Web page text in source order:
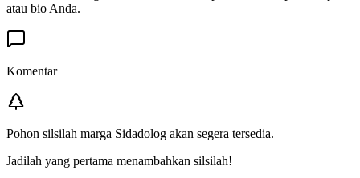
atau bio Anda.
Komentar
Pohon silsilah marga Sidadolog akan segera tersedia.
Jadilah yang pertama menambahkan silsilah!